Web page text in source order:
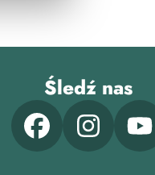
Śledź nas